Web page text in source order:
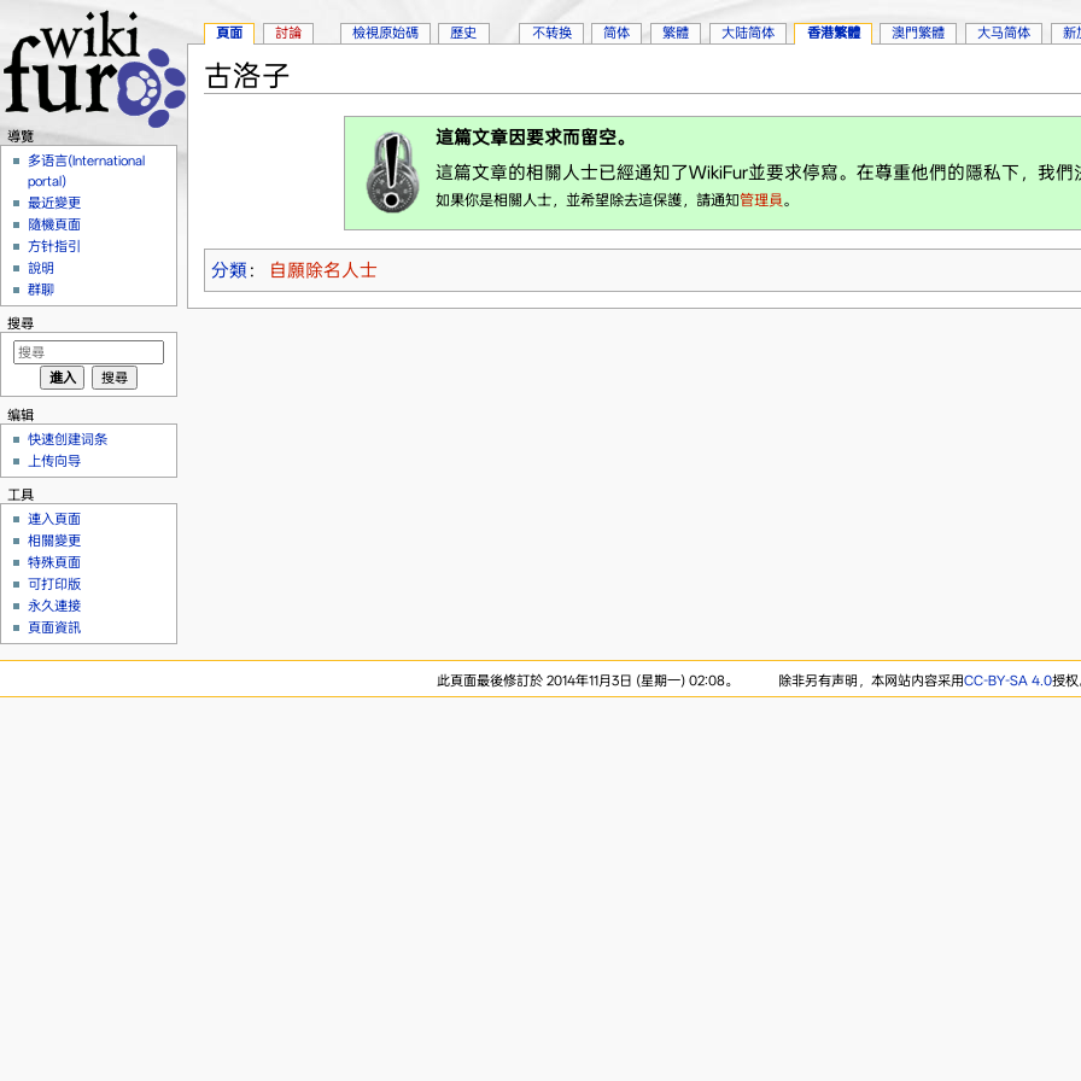
古洛子
這篇文章因要求而留空。
這篇文章的相關人士已經通知了WikiFur並要求停寫。在尊重他們的隱私下，我們
如果你是相關人士，並希望除去這保護，請通知管理員。
分類 ： 自願除名人士
頁面 討論 檢視原始碼 歷史 不转换 简体 繁體 大陆简体 香港繁體 澳門繁體 大马简体 新
導覽
多语言(International
portal)
最近變更
隨機頁面
方针指引
說明
群聊
搜尋
编辑
快速创建词条
上传向导
工具
連入頁面
相關變更
特殊頁面
可打印版
永久連接
頁面資訊
此頁面最後修訂於 2014年11月3日 (星期一) 02:08。 除非另有声明，本网站内容采用CC-BY-SA 4.0授权